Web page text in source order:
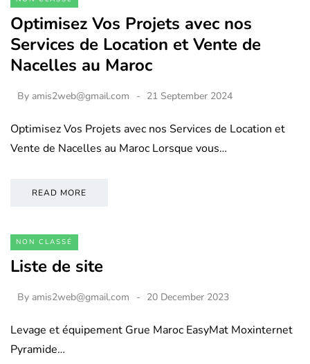
Optimisez Vos Projets avec nos
Services de Location et Vente de
Nacelles au Maroc
By amis2web@gmail.com 21 September 2024
Optimisez Vos Projets avec nos Services de Location et
Vente de Nacelles au Maroc Lorsque vous…
READ MORE
NON CLASSÉ
Liste de site
By amis2web@gmail.com 20 December 2023
Levage et équipement Grue Maroc EasyMat Moxinternet
Pyramide…